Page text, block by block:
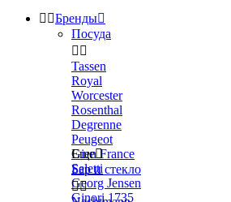
 Бренды
Посуда
 
Tassen
Royal
Worcester
Rosenthal
Degrenne
Peugeot
Gien France
Seletti
Georg Jensen
Ginori 1735
Еще
Бар и стекло
